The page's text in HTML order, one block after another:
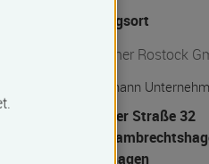
Veranstaltungsort
TOKOM-Partner Rostock
Jens Schönemann
Rostocker Straße 32
18069
Sievershagen